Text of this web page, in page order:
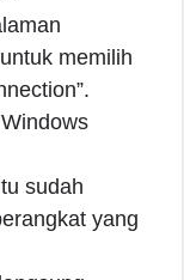
memilih
sudah
yang